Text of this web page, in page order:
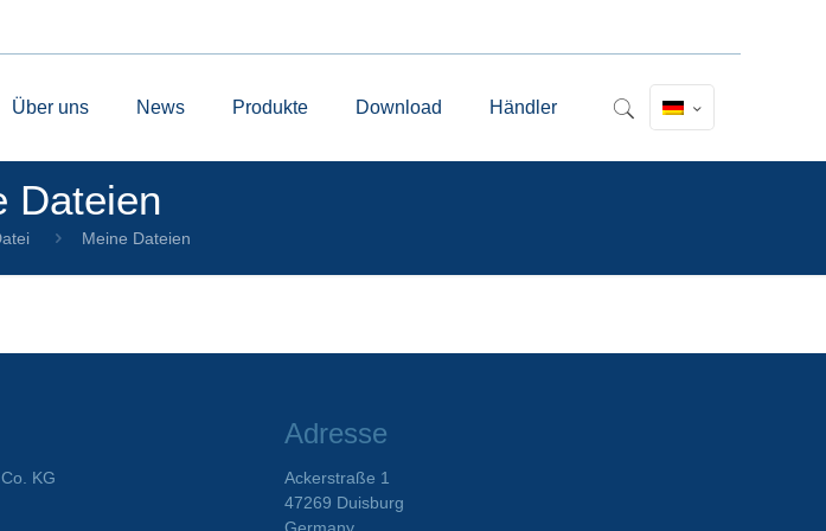
Über uns News Produkte Download Händler
Dateien
Meine Dateien
KG
Adresse
Ackerstraße 1
47269 Duisburg